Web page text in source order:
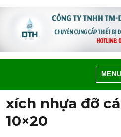
MENU
xích nhựa đỡ
10×20